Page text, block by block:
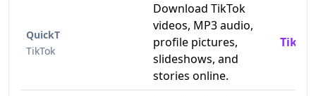
QuickT
TikTok
Download TikTok
videos, MP3 audio,
profile pictures,
slideshows, and
stories online.